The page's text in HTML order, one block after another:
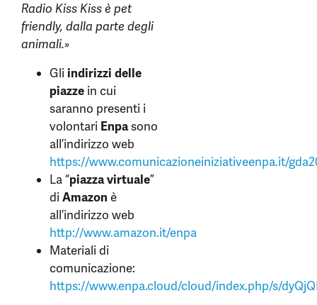
Radio Kiss Kiss è pet
friendly, dalla parte degli
animali.»
Gliindirizzi delle
piazze in cui
saranno presenti i
volontari Enpasono
all’indirizzo web
https://www.comunicazioneiniziativeenpa.it/
La “piazza virtuale”
diAmazon è
all’indirizzo web
http://www.amazon.it/enpa
Materiali di
comunicazione:
https://www.enpa.cloud/cloud/index.php/s/